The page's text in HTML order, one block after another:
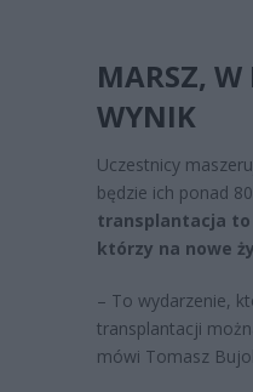
MARSZ, W
WYNIK
Uczestnicy
będzie ich ponad
transplantacja to
którzy na nowe
– To wydarzenie,
transplantacji
mówi Tomasz